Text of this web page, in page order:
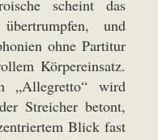
scheint das
und
ohne Partitur
Körpereinsatz.
„Allegretto“ wird
Streicher betont,
Blick fast